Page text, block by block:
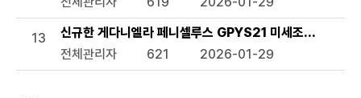
13
신규한 게다니엘라 페니셀루스 GPYS21 미세조류 및 이의
전체관리자
621 2026-01-29